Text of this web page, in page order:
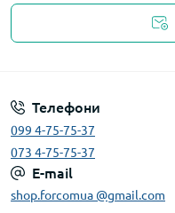
Телефони
099 4-75-75-37
073 4-75-75-37
E-mail
shop.forcomua @gmail.com